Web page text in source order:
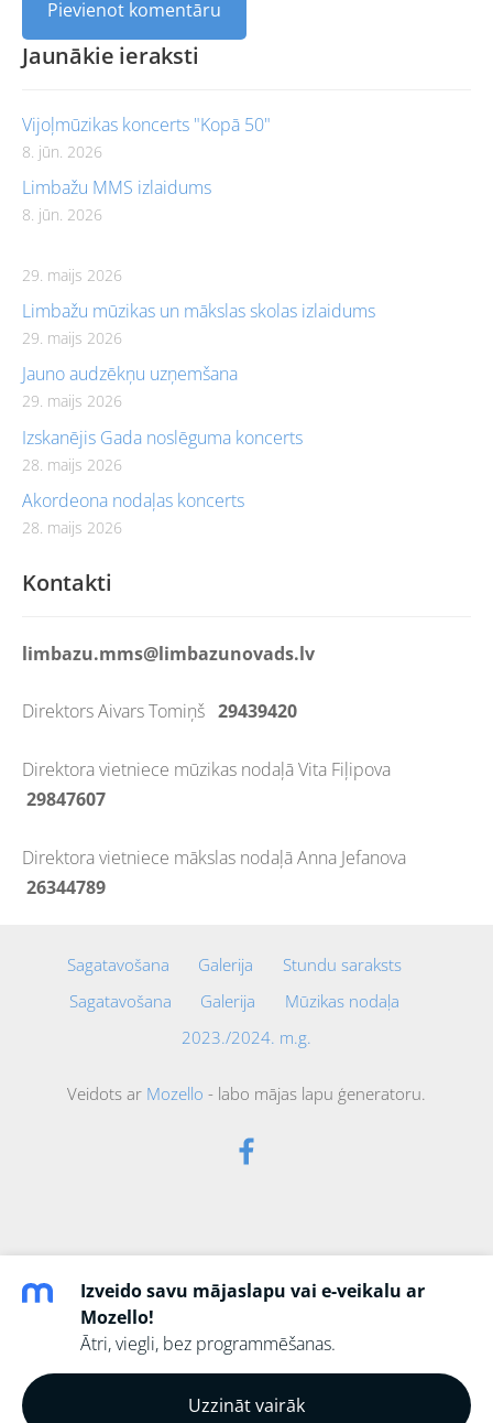
Jaunākie ieraksti
Vijoļmūzikas koncerts "Kopā 50"
8. jūn. 2026
Limbažu MMS izlaidums
8. jūn. 2026
29. maijs 2026
Limbažu mūzikas un mākslas skolas izlaidums
29. maijs 2026
Jauno audzēkņu uzņemšana
29. maijs 2026
Izskanējis Gada noslēguma koncerts
28. maijs 2026
Akordeona nodaļas koncerts
28. maijs 2026
Kontakti
limbazu.mms@limbazunovads.lv
Direktors Aivars Tomiņš 29439420
Direktora vietniece mūzikas nodaļā Vita Fiļipova
29847607
Direktora vietniece mākslas nodaļā Anna Jefanova
26344789
Sagatavošana Galerija
Stundu saraksts
Sagatavošana
Galerija
Mūzikas nodaļa
2023./2024. m.g.
Veidots ar Mozello - labo mājas lapu ģeneratoru.
Izveido savu mājaslapu vai e-veikalu ar
Mozello!
Ātri, viegli, bez programmēšanas.
Uzzināt vairāk